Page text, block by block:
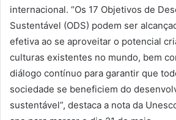
internacional. “Os 17 Objetivos de
Sustentável (ODS) podem ser
efetiva ao se aproveitar o potencial
culturas existentes no mundo, bem
diálogo contínuo para garantir que
sociedade se beneficiem do
sustentável”, destaca a nota da